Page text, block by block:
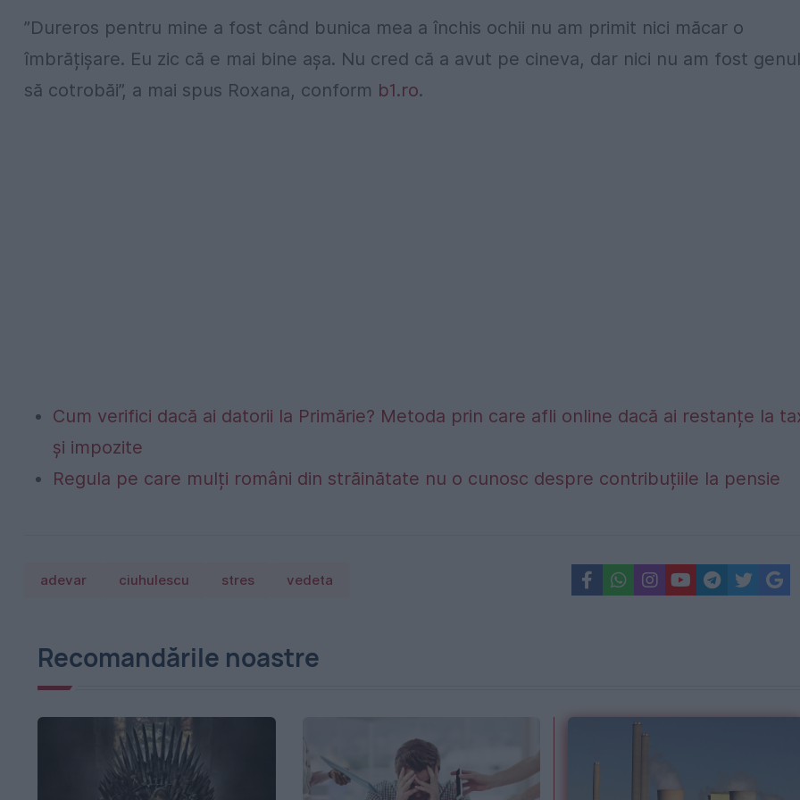
”Dureros pentru mine a fost când bunica mea a închis ochii nu am primit nici măcar o
îmbrățișare. Eu zic că e mai bine așa. Nu cred că a avut pe cineva, dar nici nu am fost genul
să cotrobăi”, a mai spus Roxana, conform b1.ro.
Cum verifici dacă ai datorii la Primărie? Metoda prin care afli online dacă ai restanțe la
și impozite
Regula pe care mulți români din străinătate nu o cunosc despre contribuțiile la pensie
adevar ciuhulescu stres vedeta
Recomandările noastre